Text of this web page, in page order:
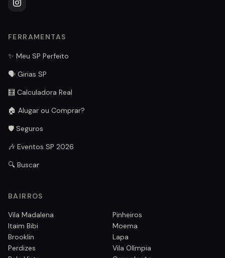
FERRAMENTAS
✨ Meu SP Perfeito
🗣️ Girias SP
🧮 Calculadora Real
🏠 Alugar ou Comprar?
🛡️ Seguros
🎶 Eventos SP 2026
🔍 Buscar
BAIRROS
Vila Madalena
Pinheiros
Itaim Bibi
Moema
Brooklin
Lapa
Perdizes
Vila Olímpia